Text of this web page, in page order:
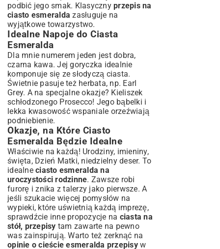
podbić jego smak. Klasyczny przepis na
ciasto esmeralda zasługuje na
wyjątkowe towarzystwo.
Idealne Napoje do Ciasta
Esmeralda
Dla mnie numerem jeden jest dobra,
czarna kawa. Jej goryczka idealnie
komponuje się ze słodyczą ciasta.
Świetnie pasuje też herbata, np. Earl
Grey. A na specjalne okazje? Kieliszek
schłodzonego Prosecco! Jego bąbelki i
lekka kwasowość wspaniale orzeźwiają
podniebienie.
Okazje, na Które Ciasto
Esmeralda Będzie Idealne
Właściwie na każdą! Urodziny, imieniny,
święta, Dzień Matki, niedzielny deser. To
idealne ciasto esmeralda na
uroczystości rodzinne. Zawsze robi
furorę i znika z talerzy jako pierwsze. A
jeśli szukacie więcej pomysłów na
wypieki, które uświetnią każdą imprezę,
sprawdźcie inne propozycje na ciasta na
stół, przepisy tam zawarte na pewno
was zainspirują. Warto też zerknąć na
opinie o cieście esmeralda przepisyw